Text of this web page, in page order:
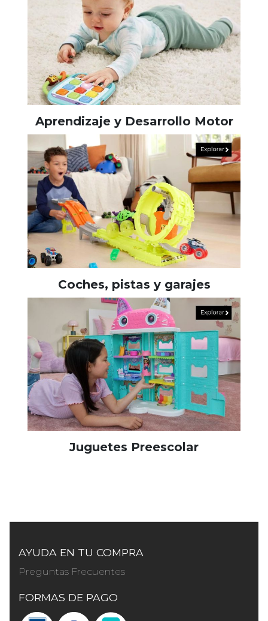
Aprendizaje y Desarrollo Motor
Coches, pistas y garajes
Juguetes Preescolar
AYUDA EN TU COMPRA
Preguntas Frecuentes
FORMAS DE PAGO